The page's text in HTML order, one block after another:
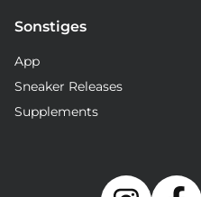
Sonstiges
App
Sneaker Releases
Supplements